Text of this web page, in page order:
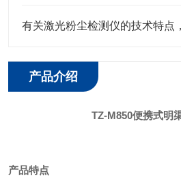
有关激光粉尘检测仪的技术特点
产品介绍
TZ-M850便携式明
产品特点